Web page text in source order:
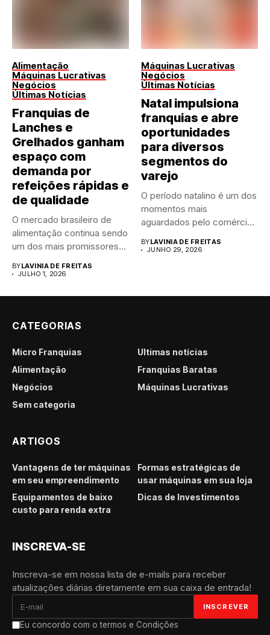
Alimentação
Máquinas Lucrativas
Negócios
Últimas Notícias
Franquias de
Lanches e
Grelhados ganham
espaço com
demanda por
refeições rápidas e
de qualidade
O mercado brasileiro de
alimentação continua sendo
um dos mais promissores
BYLAVINIA DE FREITAS
JULHO 1, 2026
Máquinas Lucrativas
Negócios
Últimas Notícias
Natal impulsiona
franquias e abre
oportunidades
para diversos
segmentos do
varejo
O período natalino é um dos
momentos mais
aguardados pelo comércio
BYLAVINIA DE FREITAS
JUNHO 29, 2026
CATEGORIAS
Micro Franquias
Últimas notícias
Alimentação
Franquias Baratas
Negócios
Máquinas Lucrativas
Sem categoria
ARTIGOS
Vantagens de ter máquinas
em seu empreendimento
Formas estratégicas de
usar máquinas em sua loja
Equipamentos de baixo
custo para renda extra
Dicas de Investimentos
INSCREVA-SE
Inscreva-se em nossa lista de e-mails para receber
atualizações diárias diretamente em sua caixa de entrada!
Eu concordo com o termos e Condições